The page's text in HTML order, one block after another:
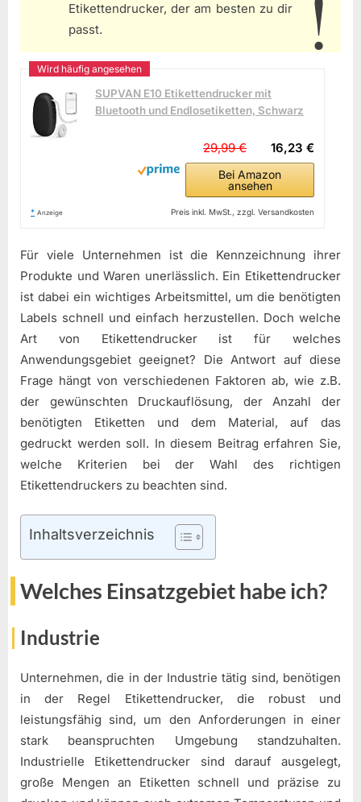
Etikettendrucker, der am besten zu dir
passt.
SUPVAN E10 Etikettendrucker mit
Bluetooth und Endlosetiketten, Schwarz
16,23 €
29,99 €
Bei Amazon
ansehen
* Anzeige Preis inkl. MwSt., zzgl. Versandkosten
Für viele Unternehmen ist die Kennzeichnung ihrer
Produkte und Waren unerlässlich. Ein Etikettendrucker
ist dabei ein wichtiges Arbeitsmittel, um die benötigten
Labels schnell und einfach herzustellen. Doch welche
Art von Etikettendrucker ist für welches
Anwendungsgebiet geeignet? Die Antwort auf diese
Frage hängt von verschiedenen Faktoren ab, wie z.B.
der gewünschten Druckauflösung, der Anzahl der
benötigten Etiketten und dem Material, auf das
gedruckt werden soll. In diesem Beitrag erfahren Sie,
welche Kriterien bei der Wahl des richtigen
Etikettendruckers zu beachten sind.
Inhaltsverzeichnis
Welches Einsatzgebiet habe ich?
Industrie
Unternehmen, die in der Industrie tätig sind, benötigen
in der Regel Etikettendrucker, die robust und
leistungsfähig sind, um den Anforderungen in einer
stark beanspruchten Umgebung standzuhalten.
Industrielle Etikettendrucker sind darauf ausgelegt,
große Mengen an Etiketten schnell und präzise zu